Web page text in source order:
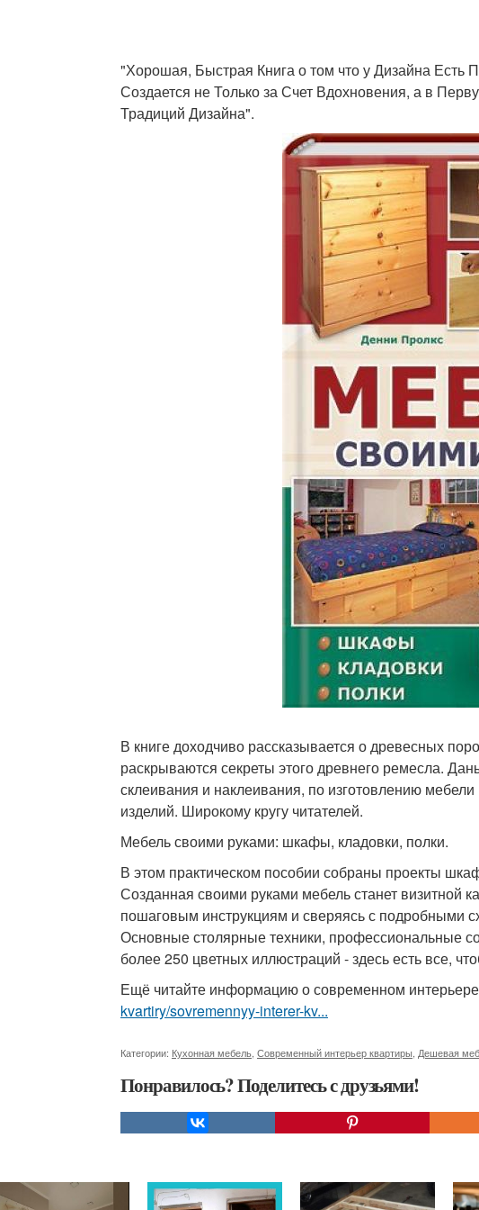
"Хорошая, Быстрая Книга о том что у Дизайна
Создается не Только за Счет Вдохновения, а в
Традиций Дизайна".
В книге доходчиво рассказывается о древесных
раскрываются секреты этого древнего ремесла.
склеивания и наклеивания, по изготовлению
изделий. Широкому кругу читателей.
Мебель своими руками: шкафы, кладовки, полки.
В этом практическом пособии собраны проекты
Созданная своими руками мебель станет визитной
пошаговым инструкциям и сверяясь с подробными
Основные столярные техники, профессиональные
более 250 цветных иллюстраций - здесь есть все,
Ещё читайте информацию о современном
kvartiry/sovremennyy-interer-kv...
Категории: Кухонная мебель Современный интерьер квартиры Дешевая
Понравилось? Поделитесь с друзьями!